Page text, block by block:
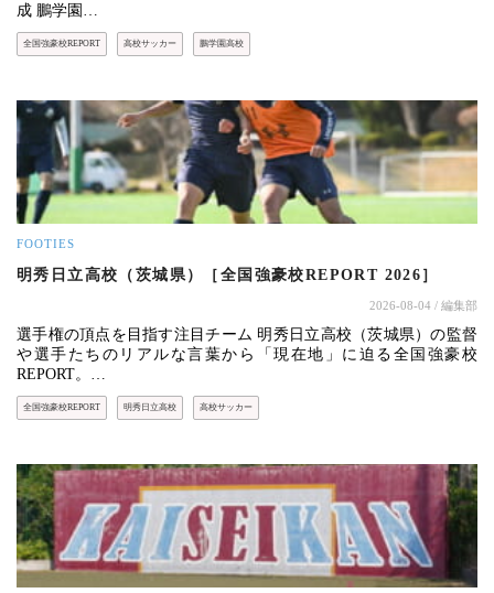
成 鵬学園…
全国強豪校REPORT 高校サッカー 鵬学園高校
FOOTIES
明秀日立高校（茨城県）［全国強豪校REPORT 2026］
2026-08-04 / 編集部
選手権の頂点を目指す注目チーム 明秀日立高校（茨城県）の監督
や選手たちのリアルな言葉から「現在地」に迫る全国強豪校
REPORT。…
全国強豪校REPORT 明秀日立高校 高校サッカー